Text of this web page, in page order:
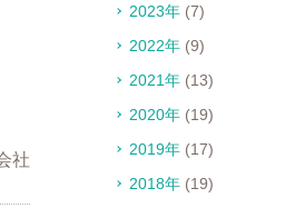
社
2023年 (7)
2022年 (9)
2021年 (13)
2020年 (19)
2019年 (17)
2018年 (19)